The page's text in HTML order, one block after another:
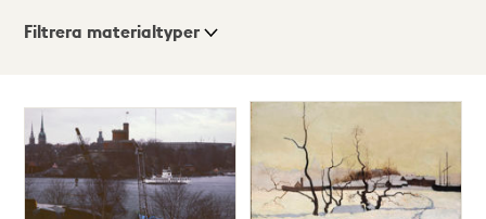
Visningsläge
ListaKarta
Filtrera materialtyper
träffar